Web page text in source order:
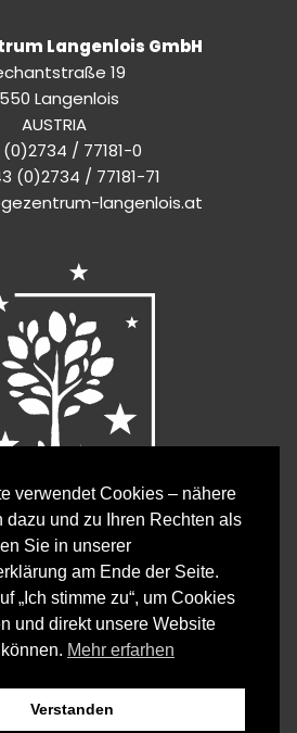
Langenlois GmbH
19
Langenlois
AUSTRIA
/ 77181-0
(0)2734 / 77181-71
langenlois.at
Verwaltung:
Fr. von 8:00 bis 12:00 Uhr
8:00 bis 15:30 Uhr
& Datenschutz
Kontakt
Anfahrt Formulare & Infos
verwendet Cookies – nähere
dazu und zu Ihren Rechten als
Sie in unserer
am Ende der Seite.
„Ich stimme zu“, um Cookies
und direkt unsere Website
Mehr erfarhen
Verstanden